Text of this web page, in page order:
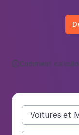
Comment
Voitures et